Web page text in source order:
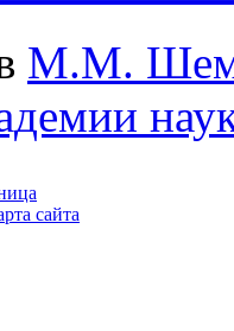
М.М.